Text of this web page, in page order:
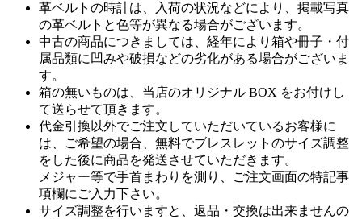
革ベルトの時計は、入荷の状況などにより、掲載写真
の革ベルトと色等が異なる場合がございます。
中古の商品につきましては、経年により箱や冊子・付
属品類に凹みや破損などの劣化がある場合がございま
す。
箱の無いものは、当店のオリジナル BOX をお付けし
て送らせて頂きます。
代金引換以外でご注文していただいているお客様に
は、ご希望の場合、無料でブレスレットのサイズ調整
をした後に商品を発送させていただきます。
メジャー等で手首まわりを測り、ご注文画面の特記事
項欄にご入力下さい。
サイズ調整を行いますと、返品・交換は出来ませんの